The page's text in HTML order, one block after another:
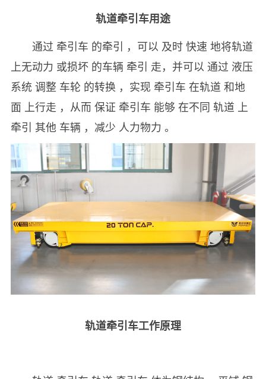
轨道牵引车用途
通过 牵引车 的牵引 ，可以 及时 快速 地将轨道
上无动力 或损坏 的车辆 牵引 走，并可以 通过 液压
系统 调整 车轮 的转换 ，实现 牵引车 在轨道 和地
面 上行走 ，从而 保证 牵引车 能够 在不同 轨道 上
牵引 其他 车辆 ，减少 人力物力 。
轨道牵引车工作原理